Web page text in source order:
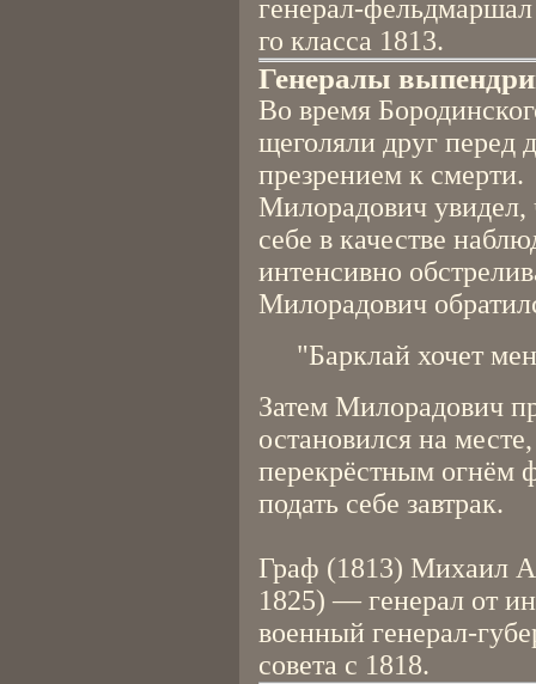
генерал-
го класса 1813.
Генералы
Во время
щеголяли друг перед
презрением к смерти.
Милорадович увидел,
себе в качестве
интенсивно
Милорадович
"Барклай хочет
Затем Милорадович
остановился на
перекрёстным огнём
подать себе завтрак.
Граф (1813) Михаил
1825) — генерал от
военный генерал-
совета с 1818.